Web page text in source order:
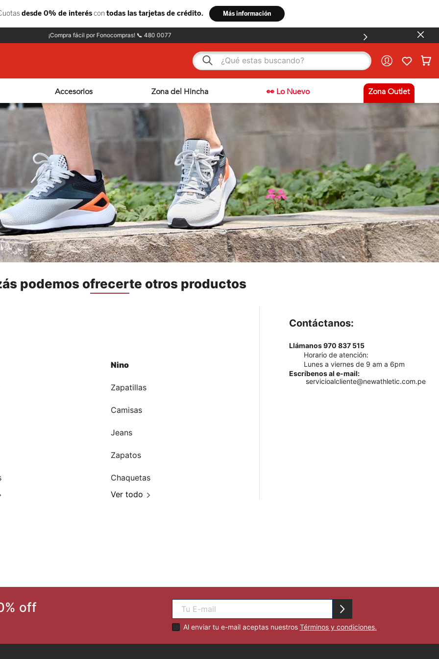
¡Compra fácil por Fonocompras! 📞 480 0077
¿Qué estas buscando?
Accesorios Zona del Hincha 👀 Lo Nuevo Zona Outlet
podemos ofrecerte otros productos
Nino
Zapatillas
Camisas
Jeans
Zapatos
Chaquetas
Ver todo
Contáctanos:
Llámanos 970 837 515
Horario de atención:
Lunes a viernes de 9 am a 6pm
Escríbenos al e-mail:
servicioalcliente@newathletic.com.pe
off
Al enviar tu e-mail aceptas nuestros Términos y condiciones.